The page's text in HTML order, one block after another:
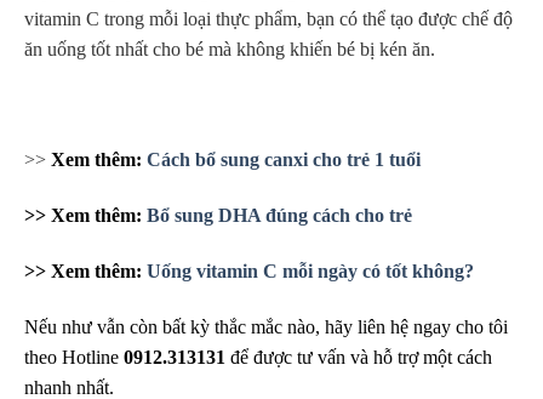
vitamin C trong mỗi loại thực phẩm, bạn có thể tạo được chế độ
ăn uống tốt nhất cho bé mà không khiến bé bị kén ăn.
>> Xem thêm: Cách bổ sung canxi cho trẻ 1 tuổi
>> Xem thêm: Bổ sung DHA đúng cách cho trẻ
>> Xem thêm: Uống vitamin C mỗi ngày có tốt không?
Nếu như vẫn còn bất kỳ thắc mắc nào, hãy liên hệ ngay cho tôi
theo Hotline 0912.313131 để được tư vấn và hỗ trợ một cách
nhanh nhất.